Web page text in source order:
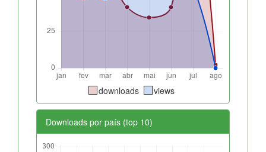
downloads views
Downloads por país (top 10)